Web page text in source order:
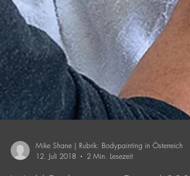
Mike Shane | Rubrik: Bodypainting in Österreich